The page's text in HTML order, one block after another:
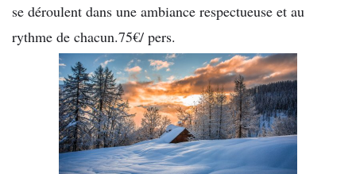
se déroulent dans une ambiance respectueuse et au
rythme de chacun.75€/ pers.